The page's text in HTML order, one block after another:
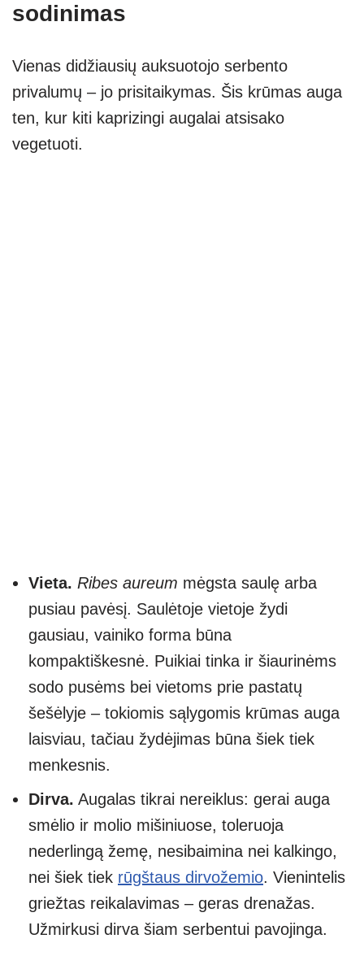
sodinimas
Vienas didžiausių auksuotojo serbento
privalumų – jo prisitaikymas. Šis krūmas auga
ten, kur kiti kaprizingi augalai atsisako
vegetuoti.
Vieta. Ribes aureum mėgsta saulę arba
pusiau pavėsį. Saulėtoje vietoje žydi
gausiau, vainiko forma būna
kompaktiškesnė. Puikiai tinka ir šiaurinėms
sodo pusėms bei vietoms prie pastatų
šešėlyje – tokiomis sąlygomis krūmas auga
laisviau, tačiau žydėjimas būna šiek tiek
menkesnis.
Dirva. Augalas tikrai nereiklus: gerai auga
smėlio ir molio mišiniuose, toleruoja
nederlingą žemę, nesibaimina nei kalkingo,
nei šiek tiek rūgštaus dirvožemio. Vienintelis
griežtas reikalavimas – geras drenažas.
Užmirkusi dirva šiam serbentui pavojinga.